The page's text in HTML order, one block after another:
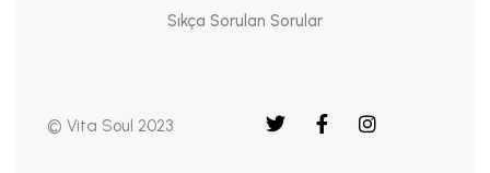
Sıkça Sorulan Sorular
© Vita Soul 2023